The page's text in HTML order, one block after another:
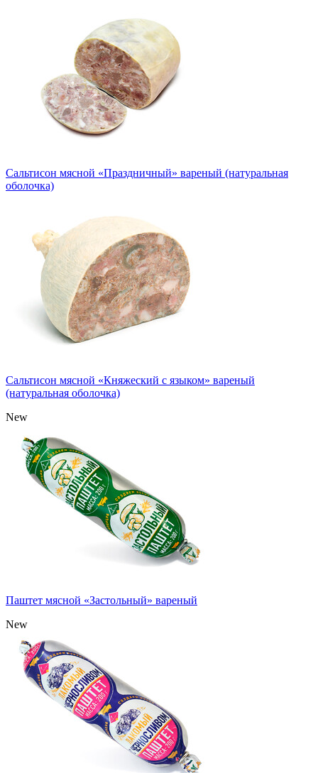
Сальтисон мясной «Праздничный» вареный (натуральная
оболочка)
Сальтисон мясной «Княжеский с языком» вареный
(натуральная оболочка)
New
Паштет мясной «Застольный» вареный
New